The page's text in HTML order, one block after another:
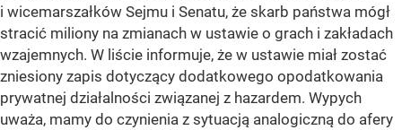
i wicemarszałków Sejmu i Senatu, że skarb państwa mógł
stracić miliony na zmianach w ustawie o grach i zakładach
wzajemnych. W liście informuje, że w ustawie miał zostać
zniesiony zapis dotyczący dodatkowego opodatkowania
prywatnej działalności związanej z hazardem. Wypych
uważa, mamy do czynienia z sytuacją analogiczną do afery